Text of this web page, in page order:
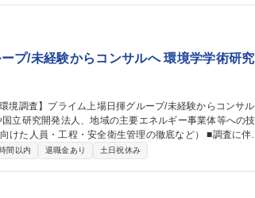
核人材となって頂くことを期待致します。 募集職種
電メーカー/注力事業
プ/未経験からコンサルへ 環境学学術研究
員・工程・安全衛生管理の徹底など） ■調査に伴う
業申請手続きなど ■国内外の文献調査など 【フィールド
】プライム上場日揮
間以内 退職金あり 土日祝休み